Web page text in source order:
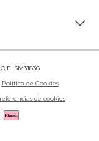
SM31836
Política de Cookies
de cookies